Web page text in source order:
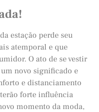
estação perde seu
atemporal e que
O ato de se vestir
novo significado e
e distanciamento
forte influência
momento da moda,